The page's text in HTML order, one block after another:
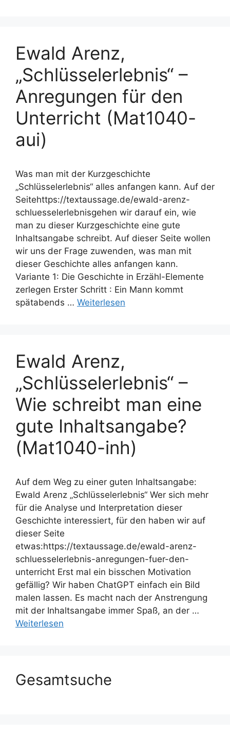
Ewald Arenz,
„Schlüsselerlebnis“ –
Anregungen für den
Unterricht (Mat1040-
aui)
Was man mit der Kurzgeschichte
„Schlüsselerlebnis“ alles anfangen kann. Auf der
Seitehttps://textaussage.de/ewald-arenz-
schluesselerlebnisgehen wir darauf ein, wie
man zu dieser Kurzgeschichte eine gute
Inhaltsangabe schreibt. Auf dieser Seite wollen
wir uns der Frage zuwenden, was man mit
dieser Geschichte alles anfangen kann.
Variante 1: Die Geschichte in Erzähl-Elemente
zerlegen Erster Schritt : Ein Mann kommt
spätabends … Weiterlesen
Ewald Arenz,
„Schlüsselerlebnis“ –
Wie schreibt man eine
gute Inhaltsangabe?
(Mat1040-inh)
Auf dem Weg zu einer guten Inhaltsangabe:
Ewald Arenz „Schlüsselerlebnis“ Wer sich mehr
für die Analyse und Interpretation dieser
Geschichte interessiert, für den haben wir auf
dieser Seite
etwas:https://textaussage.de/ewald-arenz-
schluesselerlebnis-anregungen-fuer-den-
unterricht Erst mal ein bisschen Motivation
gefällig? Wir haben ChatGPT einfach ein Bild
malen lassen. Es macht nach der Anstrengung
mit der Inhaltsangabe immer Spaß, an der …
Weiterlesen
Gesamtsuche